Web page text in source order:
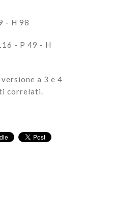
- H 98
- P 49 - H
a 3 e 4
correlati.